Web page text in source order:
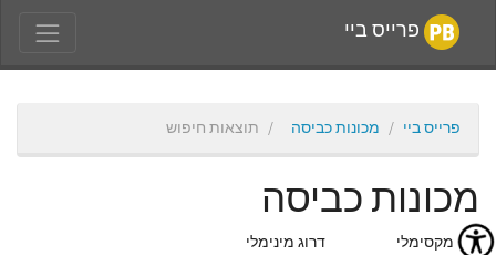
פרייס ביי
פרייס ביי מכונות כביסה תוצאות חיפוש
מכונות כביסה
מחיר מקסימלי דרוג מינימלי